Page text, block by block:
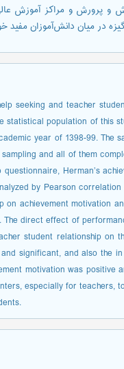
و پرورش و مراکز آموزش
در میان دانش‌آموزان مفید
seeking and teacher
statistical population of this
year of 1398-99. The
and all of them
Herman’s
by Pearson
on achievement motivation
direct effect of
student relationship on
significant, and also the
motivation was positive
especially for teachers,